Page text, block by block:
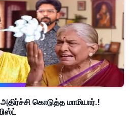
கொடுத்த மாமியார்.!